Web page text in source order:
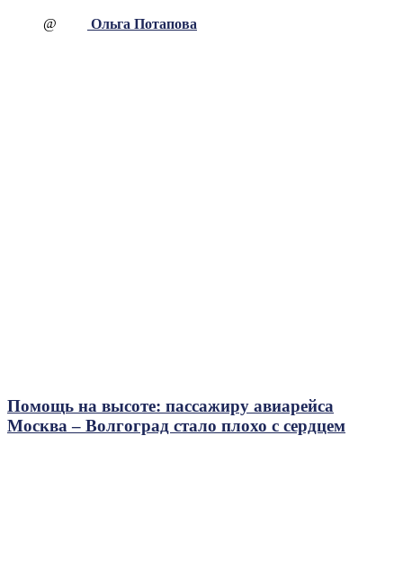
@ Ольга Потапова
Помощь на высоте: пассажиру авиарейса
Москва – Волгоград стало плохо с сердцем